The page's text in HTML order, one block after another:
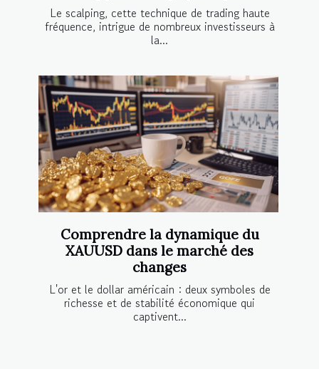
Le scalping, cette technique de trading haute
fréquence, intrigue de nombreux investisseurs à
la...
Comprendre la dynamique du
XAUUSD dans le marché des
changes
L'or et le dollar américain : deux symboles de
richesse et de stabilité économique qui
captivent...